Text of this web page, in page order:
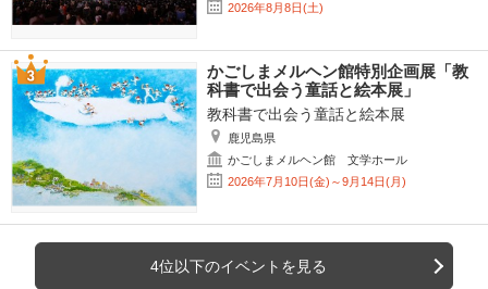
2026年8月8日(土)
かごしまメルヘン館特別企画展「教
科書で出会う童話と絵本展」
教科書で出会う童話と絵本展
鹿児島県
かごしまメルヘン館 文学ホール
2026年7月10日(金)～9月14日(月)
4位以下のイベントを見る